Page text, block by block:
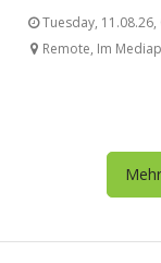
Tuesday,
Remote, Im